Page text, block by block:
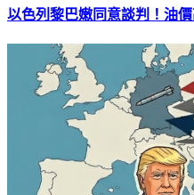
以色列黎巴嫩同意談判！油